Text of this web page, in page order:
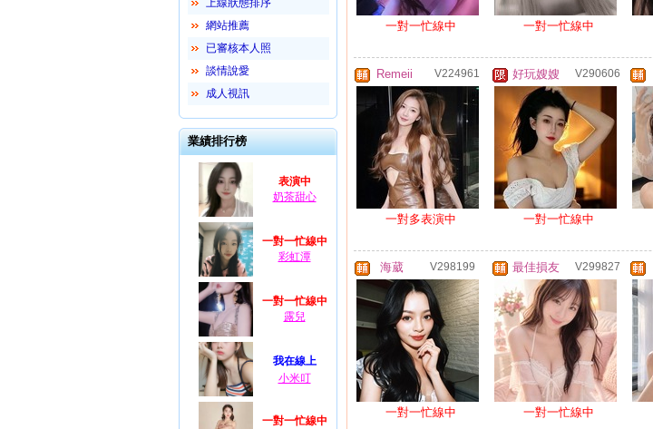
上線狀態排序
網站推薦
已審核本人照
談情說愛
成人視訊
業績排行榜
表演中
奶茶甜心
一對一忙線中
彩虹潭
一對一忙線中
露兒
我在線上
小米叮
一對一忙線中
一對一忙線中 一對一忙線中
Remeii V224961
一對多表演中
好玩嫂嫂 V290606
一對一忙線中
海葳 V298199
一對一忙線中
最佳損友 V299827
一對一忙線中